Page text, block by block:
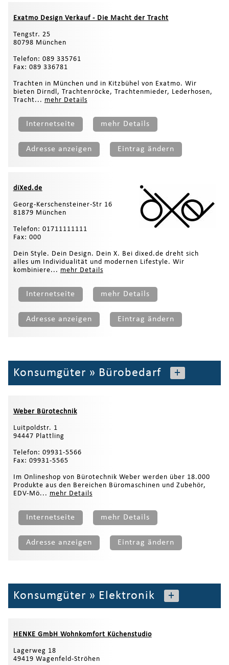
Exatmo Design Verkauf - Die Macht der Tracht
Tengstr. 25
80798 München
Telefon: 089 335761
Fax: 089 336781
Trachten in München und in Kitzbühel von Exatmo. Wir
bieten Dirndl, Trachtenröcke, Trachtenmieder, Lederhosen,
Tracht... mehr Details
Internetseite mehr Details
Adresse anzeigen Eintrag ändern
diXed.de
Georg-Kerschensteiner-Str 16
81879 München
Telefon: 01711111111
Fax: 000
Dein Style. Dein Design. Dein X. Bei dixed.de dreht sich
alles um Individualität und modernen Lifestyle. Wir
kombiniere... mehr Details
Internetseite mehr Details
Adresse anzeigen Eintrag ändern
Konsumgüter » Bürobedarf +
Weber Bürotechnik
Luitpoldstr. 1
94447 Plattling
Telefon: 09931-5566
Fax: 09931-5565
Im Onlineshop von Bürotechnik Weber werden über 18.000
Produkte aus den Bereichen Büromaschinen und Zubehör,
EDV-Mö... mehr Details
Internetseite mehr Details
Adresse anzeigen Eintrag ändern
Konsumgüter » Elektronik +
HENKE GmbH Wohnkomfort Küchenstudio
Lagerweg 18
49419 Wagenfeld-Ströhen